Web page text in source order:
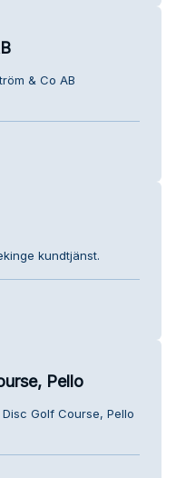
& Co AB
kundtjänst.
Pello
Golf Course, Pello